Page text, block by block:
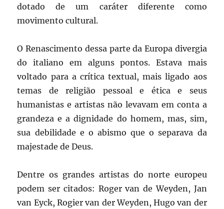
dotado de um caráter diferente como
movimento cultural.
O Renascimento dessa parte da Europa divergia
do italiano em alguns pontos. Estava mais
voltado para a crítica textual, mais ligado aos
temas de religião pessoal e ética e seus
humanistas e artistas não levavam em conta a
grandeza e a dignidade do homem, mas, sim,
sua debilidade e o abismo que o separava da
majestade de Deus.
Dentre os grandes artistas do norte europeu
podem ser citados: Roger van de Weyden, Jan
van Eyck, Rogier van der Weyden, Hugo van der